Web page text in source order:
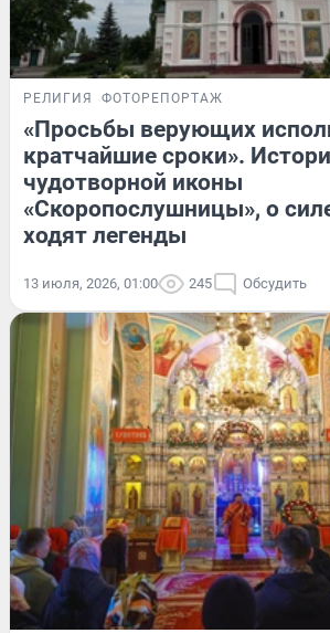
РЕЛИГИЯ ФОТОРЕПОРТАЖ
«Просьбы верующих
кратчайшие сроки».
чудотворной иконы
«Скоропослушницы», о
ходят легенды
13 июля, 2026, 01:00 245 Обсудить